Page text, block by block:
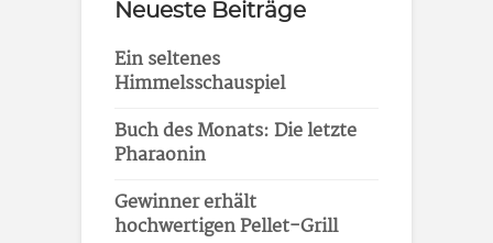
Neueste Beiträge
Ein seltenes
Himmelsschauspiel
Buch des Monats: Die letzte
Pharaonin
Gewinner erhält
hochwertigen Pellet-Grill